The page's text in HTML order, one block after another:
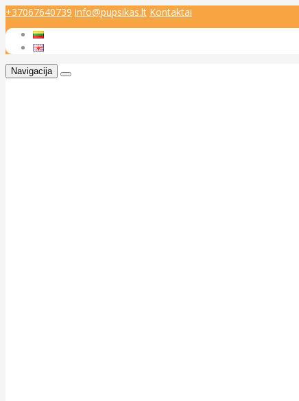
+37067640739 info@pupsikas.lt Kontaktai
Navigacija